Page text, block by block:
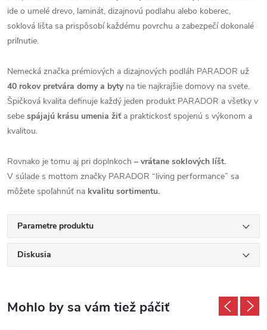
ide o umelé drevo, laminát, dizajnovú podlahu alebo koberec,
soklová lišta sa prispôsobí každému povrchu a zabezpečí dokonalé
priľnutie.
Nemecká značka prémiových a dizajnových podláh PARADOR už
40 rokov pretvára domy a byty na tie najkrajšie domovy na svete.
Špičková kvalita definuje každý jeden produkt PARADOR a všetky v
sebe spájajú krásu umenia žiť a praktickosť spojenú s výkonom a
kvalitou.
Rovnako je tomu aj pri doplnkoch – vrátane soklových líšt.
V súlade s mottom značky PARADOR “living performance” sa
môžete spoľahnúť na kvalitu sortimentu.
Parametre produktu
Diskusia